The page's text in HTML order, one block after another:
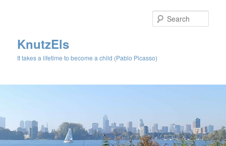
KnutzEls
It takes a lifetime to become a child (Pablo Picasso)